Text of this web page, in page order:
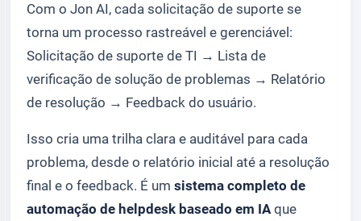
Com o Jon AI, cada solicitação de suporte se
torna um processo rastreável e gerenciável:
Solicitação de suporte de TI → Lista de
verificação de solução de problemas → Relatório
de resolução → Feedback do usuário.
Isso cria uma trilha clara e auditável para cada
problema, desde o relatório inicial até a resolução
final e o feedback. É um sistema completo de
automação de helpdesk baseado em IAque